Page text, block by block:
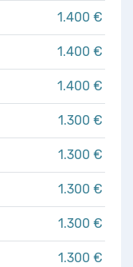
1.400 €
1.400 €
1.400 €
1.300 €
1.300 €
1.300 €
1.300 €
1.300 €